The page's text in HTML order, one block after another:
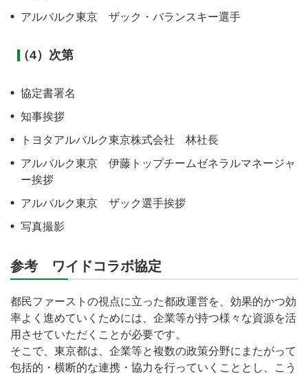
アルバルク東京 ザック・バランスキー選手
（4）次第
協定書署名
知事挨拶
トヨタアルバルク東京株式会社 林社長
アルバルク東京 伊藤トップチームゼネラルマネージャ
ー挨拶
アルバルク東京 ザック選手挨拶
写真撮影
参考 ワイドコラボ協定
都民ファーストの視点に立った都政運営を、効果的かつ効
率よく進めていくためには、企業等が持つ様々な資源を活
用させていただくことが必要です。
そこで、東京都は、企業等と複数の政策分野にまたがって
包括的・横断的な連携・協力を行っていくこととし、こう